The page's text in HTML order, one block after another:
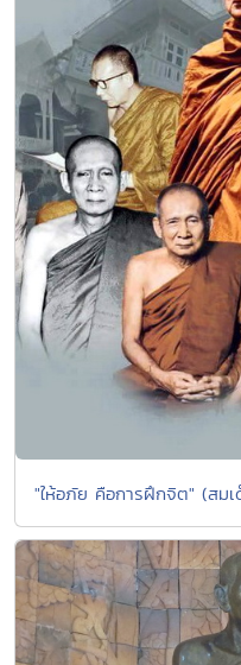
"ให้อภัย คือการฝึกจิต" (สม